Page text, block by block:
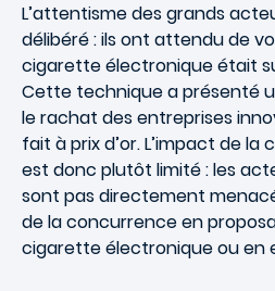
L’attentisme des grands
délibéré : ils ont attendu de
cigarette électronique était
Cette technique a présenté
le rachat des entreprises
fait à prix d’or. L’impact de
est donc plutôt limité : les
sont pas directement
de la concurrence en
cigarette électronique ou en